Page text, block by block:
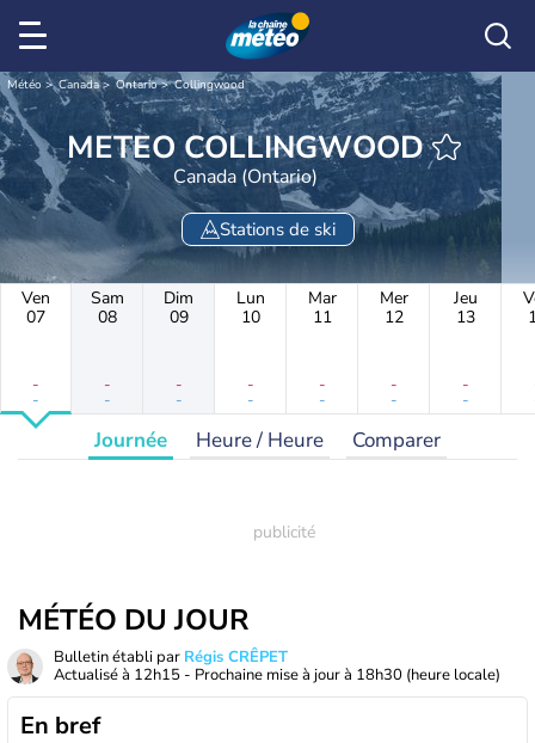
Météo Canada Ontario Collingwood
METEO COLLINGWOOD
Canada (Ontario)
Stations de ski
Ven
07
-
-
Sam
08
-
-
Dim
09
-
-
Lun
10
-
-
Mar
11
-
-
Mer
12
-
-
Jeu
13
-
-
Journée Heure / Heure Comparer
MÉTÉO DU JOUR
Bulletin établi par Régis CRÊPET
Actualisé à 12h15 - Prochaine mise à jour à 18h30 (heure locale)
En bref